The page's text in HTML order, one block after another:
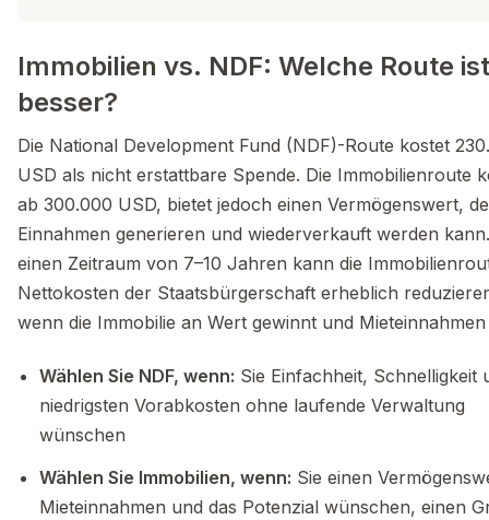
Immobilien vs. NDF: Welche Route ist
besser?
Die National Development Fund (NDF)-Route kostet
USD als nicht erstattbare Spende. Die Immobilienroute
ab 300.000 USD, bietet jedoch einen Vermögenswert,
Einnahmen generieren und wiederverkauft werden
einen Zeitraum von 7–10 Jahren kann die
Nettokosten der Staatsbürgerschaft erheblich
wenn die Immobilie an Wert gewinnt und
Wählen Sie NDF, wenn: Sie Einfachheit, Schnelligkeit
niedrigsten Vorabkosten ohne laufende Verwaltung
wünschen
Wählen Sie Immobilien, wenn: Sie einen
Mieteinnahmen und das Potenzial wünschen, einen